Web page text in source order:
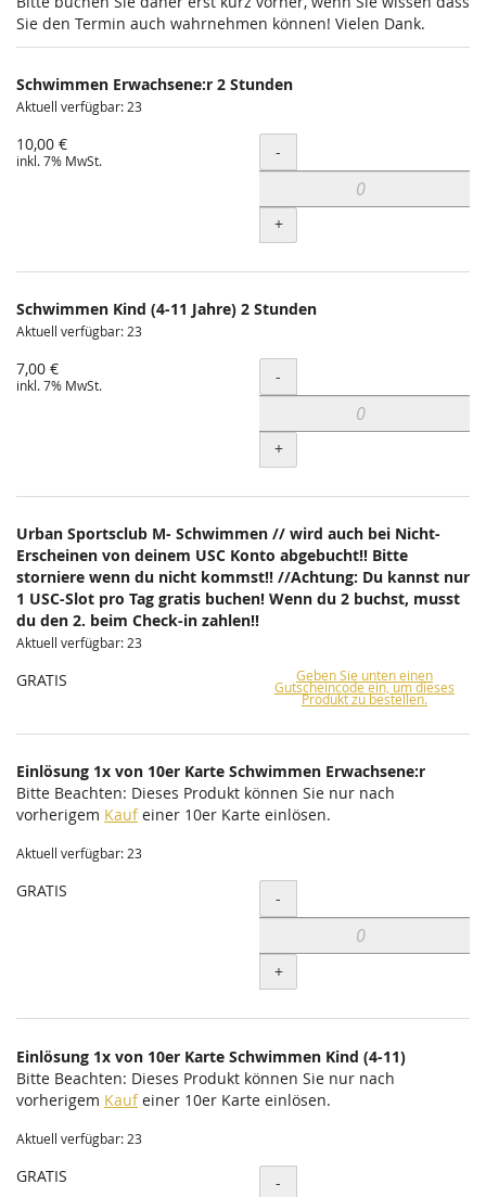
Sie den Termin auch wahrnehmen können! Vielen Dank.
Schwimmen Erwachsene:r 2 Stunden
Aktuell verfügbar: 23
10,00 €
inkl. 7% MwSt. Menge
-
+
Schwimmen Kind (4-11 Jahre) 2 Stunden
Aktuell verfügbar: 23
7,00 €
inkl. 7% MwSt. Menge
-
+
Urban Sportsclub M- Schwimmen // wird auch bei Nicht-
Erscheinen von deinem USC Konto abgebucht!! Bitte
storniere wenn du nicht kommst!! //Achtung: Du kannst nur
1 USC-Slot pro Tag gratis buchen! Wenn du 2 buchst, musst
du den 2. beim Check-in zahlen!!
Aktuell verfügbar: 23
GRATIS Geben Sie unten einen
Gutscheincode ein, um dieses
Produkt zu bestellen.
Einlösung 1x von 10er Karte Schwimmen Erwachsene:r
Bitte Beachten: Dieses Produkt können Sie nur nach
vorherigem Kaufeiner 10er Karte einlösen.
Aktuell verfügbar: 23
GRATIS Menge
-
+
Einlösung 1x von 10er Karte Schwimmen Kind (4-11)
Bitte Beachten: Dieses Produkt können Sie nur nach
vorherigem Kaufeiner 10er Karte einlösen.
Aktuell verfügbar: 23
GRATIS Menge
-